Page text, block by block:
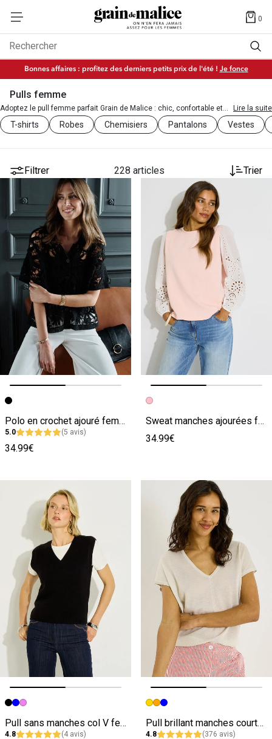
0
Rechercher
Bonnes affaires : profitez des derniers petits prix de l'été ! Je fonce
Pulls femme
Adoptez le pull femme parfait Grain de Malice : chic, confortable et
pensé pour toutes vos envies mode de saison.
Lire la suite
T-shirts Robes Chemisiers Pantalons Vestes
Filtrer 228 articles Trier
Image précédente
Image suivante
Polo en crochet ajouré femme
5.0 (5 avis)
34.99€
Image précédente
Image suivante
Sweat manches ajourées femme
34.99€
Image précédente
Image suivante
Pull sans manches col V femme
4.8 (4 avis)
Image précédente
Image suivante
Pull brillant manches courtes femme
4.8 (376 avis)